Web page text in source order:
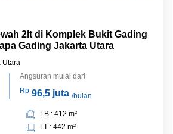
2lt di Komplek Bukit Gading
Gading Jakarta Utara
Utara
Angsuran mulai dari
Rp 96,5 juta /bulan
LB : 412 m²
LT : 442 m²